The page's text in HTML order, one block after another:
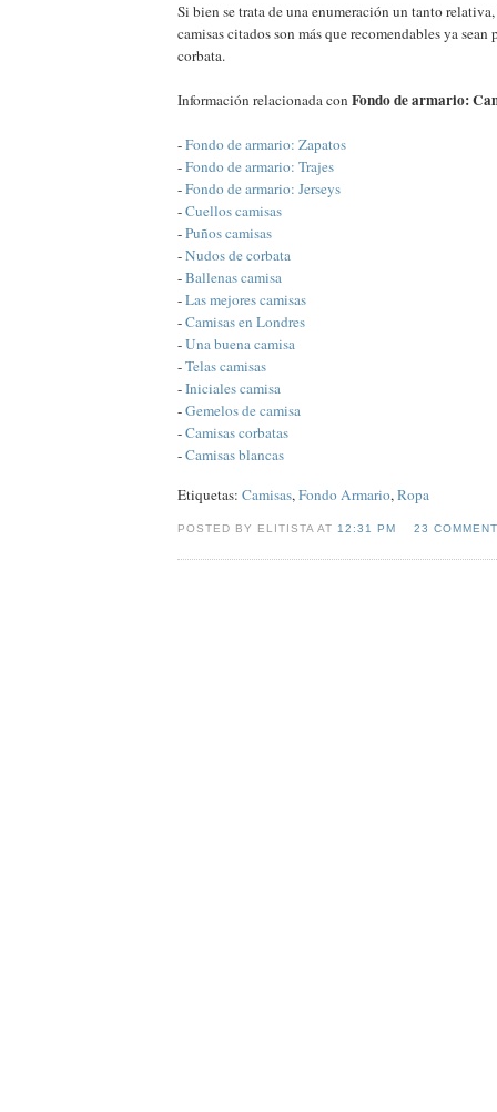
Si bien se trata de una enumeración un tanto
camisas citados son más que recomendables ya sean
corbata.
Información relacionada con Fondo de armario:
-Fondo de armario: Zapatos
-Fondo de armario: Trajes
-Fondo de armario: Jerseys
-Cuellos camisas
-Puños camisas
-Nudos de corbata
-Ballenas camisa
-Las mejores camisas
-Camisas en Londres
-Una buena camisa
-Telas camisas
-Iniciales camisa
-Gemelos de camisa
-Camisas corbatas
-Camisas blancas
Etiquetas: Camisas,Fondo Armario,Ropa
POSTED BY ELITISTA AT12:31 PM 23